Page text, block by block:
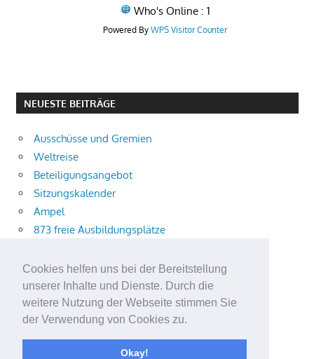
Cookies helfen uns bei der Bereitstellung
unserer Inhalte und Dienste. Durch die
weitere Nutzung der Webseite stimmen Sie
der Verwendung von Cookies zu.
Okay!
Who's Online : 1
Powered By WPS Visitor Counter
NEUESTE BEITRÄGE
Ausschüsse und Gremien
Weltreise
Beteiligungsangebot
Sitzungskalender
Ampel
873 freie Ausbildungsplätze
Aktuelle Verkehrsmeldungen
Terracliff
Wärmeplanung
Demokratie-Tag 2026
Neuer Jahrgang